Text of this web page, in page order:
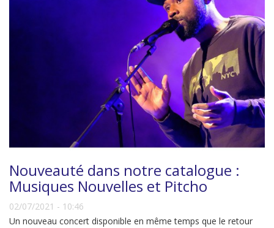
Nouveauté dans notre catalogue :
Musiques Nouvelles et Pitcho
02/07/2021 - 10:46
Un nouveau concert disponible en même temps que le retour